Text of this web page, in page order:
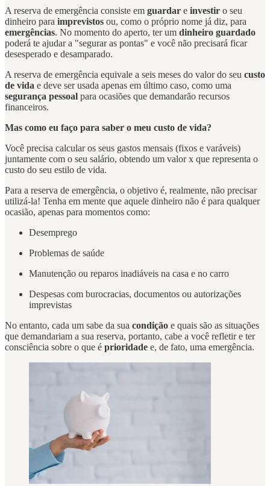
A reserva de emergência consiste em guardar e investir o seu
dinheiro para imprevistos ou, como o próprio nome já diz, para
emergências. No momento do aperto, ter um dinheiro guardado
poderá te ajudar a "segurar as pontas" e você não precisará ficar
desesperado e desamparado.
A reserva de emergência equivale a seis meses do valor do seu custo
de vida e deve ser usada apenas em último caso, como uma
segurança pessoal para ocasiões que demandarão recursos
financeiros.
Mas como eu faço para saber o meu custo de vida?
Você precisa calcular os seus gastos mensais (fixos e varáveis)
juntamente com o seu salário, obtendo um valor x que representa o
custo do seu estilo de vida.
Para a reserva de emergência, o objetivo é, realmente, não precisar
utilizá-la! Tenha em mente que aquele dinheiro não é para qualquer
ocasião, apenas para momentos como:
Desemprego
Problemas de saúde
Manutenção ou reparos inadiáveis na casa e no carro
Despesas com burocracias, documentos ou autorizações
imprevistas
No entanto, cada um sabe da sua condição e quais são as situações
que demandariam a sua reserva, portanto, cabe a você refletir e ter
consciência sobre o que é prioridade e, de fato, uma emergência.